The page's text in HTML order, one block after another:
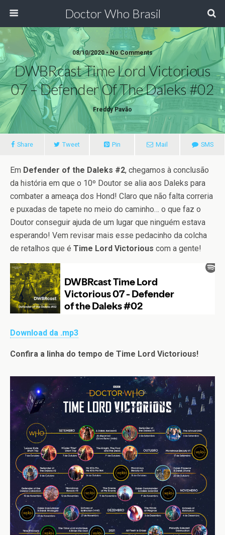
Doctor Who Brasil
08/10/2020 • No Comments
DWBRcast Time Lord Victorious
07 – Defender Of The Daleks #02
Freddy Pavão
Share Tweet Pin Mail SMS
Em Defender of the Daleks #2, chegamos à conclusão
da história em que o 10º Doutor se alia aos Daleks para
combater a ameaça dos Hond! Claro que não falta correria
e puxadas de tapete no meio do caminho… o que faz o
Doutor conseguir ajuda de um lugar que ninguém estava
esperando! Vem revisar mais esse pedacinho da colcha
de retalhos que é Time Lord Victorious com a gente!
Download da .mp3
Confira a linha do tempo de Time Lord Victorious!